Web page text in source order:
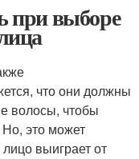
при выборе
что они должны
волосы, чтобы
это может
выиграет от